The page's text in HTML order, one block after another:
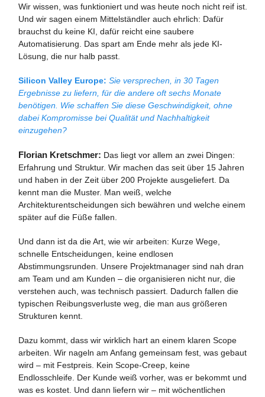
Wir wissen, was funktioniert und was heute noch nicht reif ist.
Und wir sagen einem Mittelständler auch ehrlich: Dafür
brauchst du keine KI, dafür reicht eine saubere
Automatisierung. Das spart am Ende mehr als jede KI-
Lösung, die nur halb passt.
Silicon Valley Europe: Sie versprechen, in 30 Tagen
Ergebnisse zu liefern, für die andere oft sechs Monate
benötigen. Wie schaffen Sie diese Geschwindigkeit, ohne
dabei Kompromisse bei Qualität und Nachhaltigkeit
einzugehen?
Florian Kretschmer: Das liegt vor allem an zwei Dingen:
Erfahrung und Struktur. Wir machen das seit über 15 Jahren
und haben in der Zeit über 200 Projekte ausgeliefert. Da
kennt man die Muster. Man weiß, welche
Architekturentscheidungen sich bewähren und welche einem
später auf die Füße fallen.
Und dann ist da die Art, wie wir arbeiten: Kurze Wege,
schnelle Entscheidungen, keine endlosen
Abstimmungsrunden. Unsere Projektmanager sind nah dran
am Team und am Kunden – die organisieren nicht nur, die
verstehen auch, was technisch passiert. Dadurch fallen die
typischen Reibungsverluste weg, die man aus größeren
Strukturen kennt.
Dazu kommt, dass wir wirklich hart an einem klaren Scope
arbeiten. Wir nageln am Anfang gemeinsam fest, was gebaut
wird – mit Festpreis. Kein Scope-Creep, keine
Endlosschleife. Der Kunde weiß vorher, was er bekommt und
was es kostet. Und dann liefern wir – mit wöchentlichen